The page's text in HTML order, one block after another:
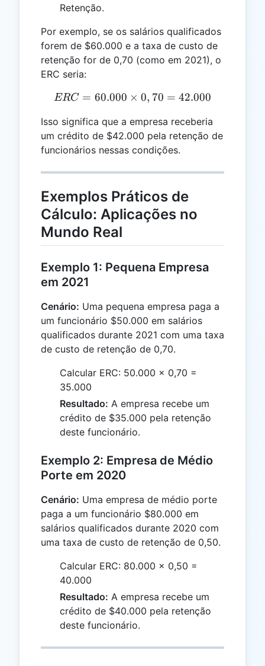
Retenção.
Por exemplo, se os salários qualificados
forem de $60.000 e a taxa de custo de
retenção for de 0,70 (como em 2021), o
ERC seria:
ERC = 60.000 \times
ERC = 60.000 × 0, 70 = 42.000
Isso significa que a empresa receberia
um crédito de $42.000 pela retenção de
funcionários nessas condições.
Exemplos Práticos de
Cálculo: Aplicações no
Mundo Real
Exemplo 1: Pequena Empresa
em 2021
Cenário: Uma pequena empresa paga a
um funcionário $50.000 em salários
qualificados durante 2021 com uma taxa
de custo de retenção de 0,70.
Calcular ERC: 50.000 × 0,70 =
35.000
Resultado: A empresa recebe um
crédito de $35.000 pela retenção
deste funcionário.
Exemplo 2: Empresa de Médio
Porte em 2020
Cenário: Uma empresa de médio porte
paga a um funcionário $80.000 em
salários qualificados durante 2020 com
uma taxa de custo de retenção de 0,50.
Calcular ERC: 80.000 × 0,50 =
40.000
Resultado: A empresa recebe um
crédito de $40.000 pela retenção
deste funcionário.